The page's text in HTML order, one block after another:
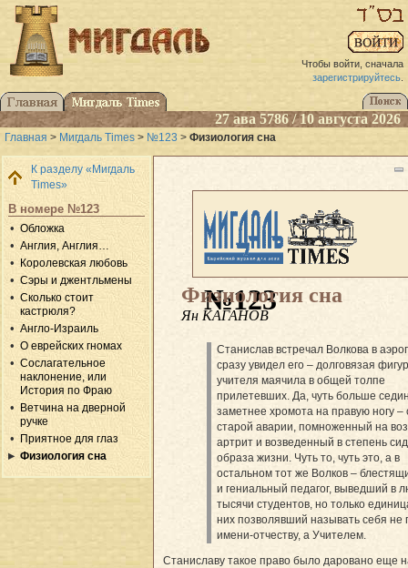
Чтобы войти, сначала
зарегистрируйтесь.
27 ава 5786 / 10 августа 2026
Главная > Мигдаль Times > №123 > Физиология сна
К разделу «Мигдаль
Times»
В номере №123
Обложка
Англия, Англия…
Королевская любовь
Сэры и джентльмены
Сколько стоит
кастрюля?
Англо-Израиль
О еврейских гномах
Сослагательное
наклонение, или
История по Фраю
Ветчина на дверной
ручке
Приятное для глаз
Физиология сна
№123
Физиология сна
Ян КАГАНОВ
Станислав встречал Волкова в
сразу увидел его – долговязая
учителя маячила в общей толпе
прилетевших. Да, чуть больше
заметнее хромота на правую ногу –
старой аварии, помноженный на
артрит и возведенный в степень
образа жизни. Чуть то, чуть это, а в
остальном тот же Волков –
и гениальный педагог, выведший в
тысячи студентов, но только
них позволявший называть себя не
имени-отчеству, а Учителем.
Станиславу такое право было даровано еще